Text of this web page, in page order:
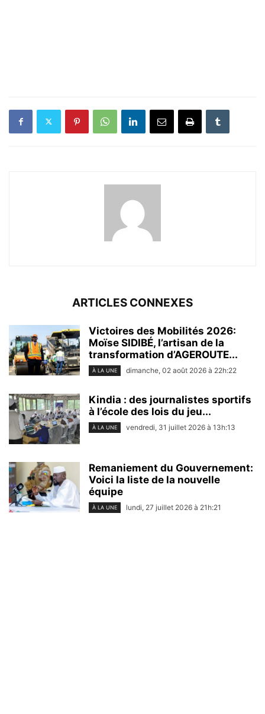
ARTICLES CONNEXES
Victoires des Mobilités 2026:
Moïse SIDIBÉ, l’artisan de la
transformation d’AGEROUTE...
À LA UNE dimanche, 02 août 2026 à 22h:22
Kindia : des journalistes sportifs
à l’école des lois du jeu...
À LA UNE vendredi, 31 juillet 2026 à 13h:13
Remaniement du Gouvernement:
Voici la liste de la nouvelle
équipe
À LA UNE lundi, 27 juillet 2026 à 21h:21